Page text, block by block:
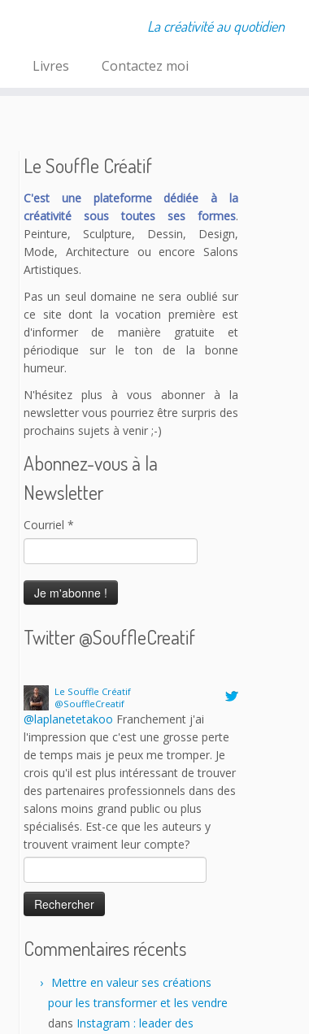
La créativité au quotidien
Livres Contactez moi
Le Souffle Créatif
C'est une plateforme dédiée à la
créativité sous toutes ses formes.
Peinture, Sculpture, Dessin, Design,
Mode, Architecture ou encore Salons
Artistiques.
Pas un seul domaine ne sera oublié sur
ce site dont la vocation première est
d'informer de manière gratuite et
périodique sur le ton de la bonne
humeur.
N'hésitez plus à vous abonner à la
newsletter vous pourriez être surpris des
prochains sujets à venir ;-)
Abonnez-vous à la
Newsletter
Courriel *
Twitter @SouffleCreatif
@laplanetetakooFranchement j'ai
l'impression que c'est une grosse perte
de temps mais je peux me tromper. Je
crois qu'il est plus intéressant de trouver
des partenaires professionnels dans des
salons moins grand public ou plus
spécialisés. Est-ce que les auteurs y
trouvent vraiment leur compte?
17 h 43 min · 25 janvier 2023
Commentaires récents
Mettre en valeur ses créations
pour les transformer et les vendre
dans Instagram : leader des